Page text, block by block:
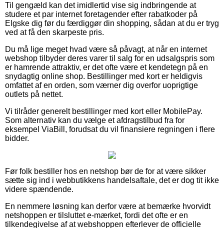
Til gengæld kan det imidlertid vise sig indbringende at
studere et par internet foretagender efter rabatkoder på
Elgske dig før du færdiggør din shopping, sådan at du er tryg
ved at få den skarpeste pris.
Du må lige meget hvad være så påvagt, at når en internet
webshop tilbyder deres varer til salg for en udsalgspris som
er hamrende attraktiv, er det ofte være et kendetegn på en
snydagtig online shop. Bestillinger med kort er heldigvis
omfattet af en orden, som værner dig overfor uoprigtige
outlets på nettet.
Vi tilråder generelt bestillinger med kort eller MobilePay.
Som alternativ kan du vælge et afdragstilbud fra for
eksempel ViaBill, forudsat du vil finansiere regningen i flere
bidder.
Før folk bestiller hos en netshop bør de for at være sikker
sætte sig ind i webbutikkens handelsaftale, det er dog tit ikke
videre spændende.
En nemmere løsning kan derfor være at bemærke hvorvidt
netshoppen er tilsluttet e-mærket, fordi det ofte er en
tilkendegivelse af at webshoppen efterlever de officielle